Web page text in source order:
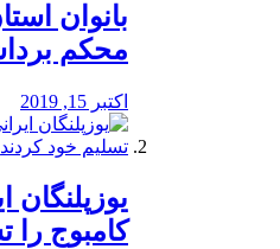
بانوان
محكم
اکتبر 15, 2019
یوزپلنگان
کامبوج را